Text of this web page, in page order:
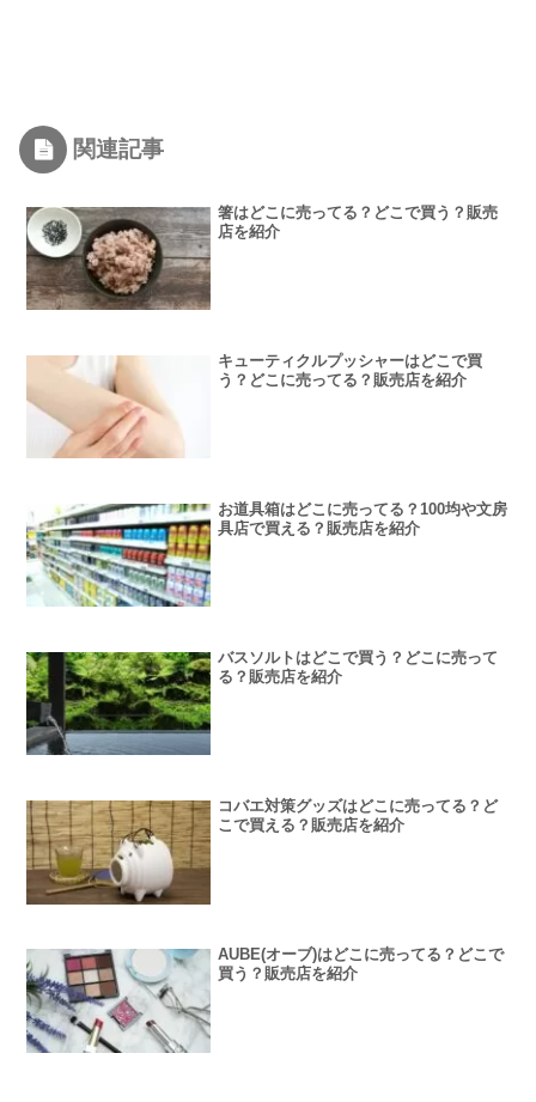
関連記事
箸はどこに売ってる？どこで買う？販売
店を紹介
キューティクルプッシャーはどこで買
う？どこに売ってる？販売店を紹介
お道具箱はどこに売ってる？100均や文房
具店で買える？販売店を紹介
バスソルトはどこで買う？どこに売って
る？販売店を紹介
コバエ対策グッズはどこに売ってる？ど
こで買える？販売店を紹介
AUBE(オーブ)はどこに売ってる？どこで
買う？販売店を紹介